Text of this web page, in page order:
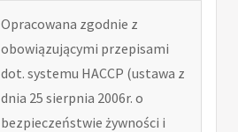
Opracowana zgodnie z
obowiązującymi przepisami
dot. systemu HACCP (ustawa z
dnia 25 sierpnia 2006r. o
bezpieczeństwie żywności i